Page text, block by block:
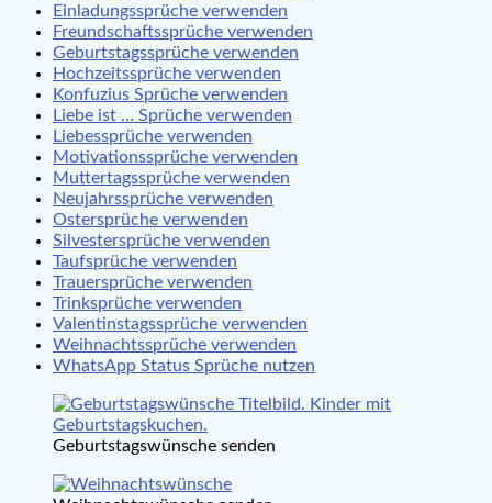
Einladungssprüche verwenden
Freundschaftssprüche verwenden
Geburtstagssprüche verwenden
Hochzeitssprüche verwenden
Konfuzius Sprüche verwenden
Liebe ist … Sprüche verwenden
Liebessprüche verwenden
Motivationssprüche verwenden
Muttertagssprüche verwenden
Neujahrssprüche verwenden
Ostersprüche verwenden
Silvestersprüche verwenden
Taufsprüche verwenden
Trauersprüche verwenden
Trinksprüche verwenden
Valentinstagssprüche verwenden
Weihnachtssprüche verwenden
WhatsApp Status Sprüche nutzen
Geburtstagswünsche senden